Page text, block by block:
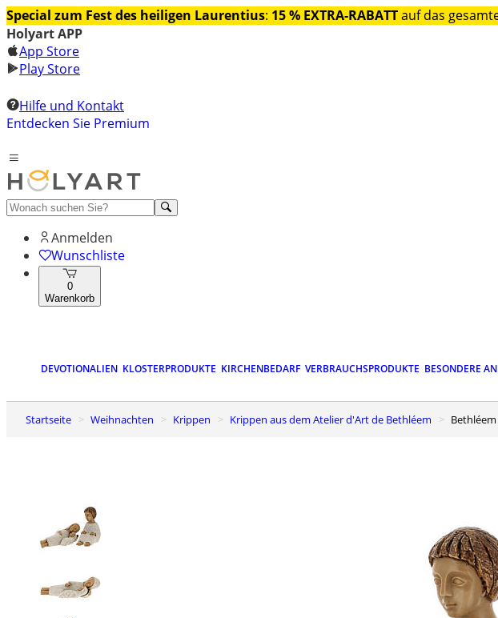
Special zum Fest des heiligen Laurentius: 15 % EXTRA-RABATTauf das
Holyart APP
App Store
Play Store
Hilfe und Kontakt
Entdecken Sie Premium
Anmelden
Wunschliste
0
Warenkorb
DEVOTIONALIEN KLOSTERPRODUKTE KIRCHENBEDARF VERBRAUCHSPRODUKTE BESONDERE
Startseite Weihnachten Krippen Krippen aus dem Atelier d'Art de Bethléem